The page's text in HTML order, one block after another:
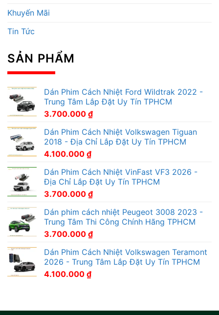
Khuyến Mãi
Tin Tức
SẢN PHẨM
Dán Phim Cách Nhiệt Ford Wildtrak 2022 -
Trung Tâm Lắp Đặt Uy Tín TPHCM
3.700.000 ₫
Dán Phim Cách Nhiệt Volkswagen Tiguan
2018 - Địa Chỉ Lắp Đặt Uy Tín TPHCM
4.100.000 ₫
Dán Phim Cách Nhiệt VinFast VF3 2026 -
Địa Chỉ Lắp Đặt Uy Tín TPHCM
3.700.000 ₫
Dán phim cách nhiệt Peugeot 3008 2023 -
Trung Tâm Thi Công Chính Hãng TPHCM
3.700.000 ₫
Dán Phim Cách Nhiệt Volkswagen Teramont
2026 - Trung Tâm Lắp Đặt Uy Tín TPHCM
4.100.000 ₫